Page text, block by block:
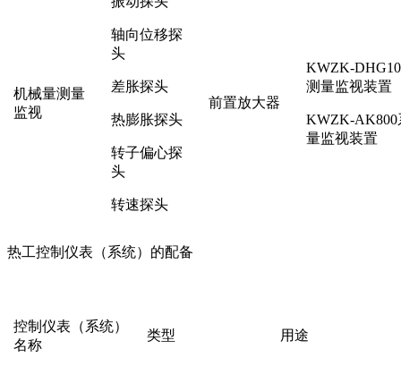
机械量测量
监视
轴向位移探
头
差胀探头
热膨胀探头
转子偏心探
头
转速探头
前置放大器
KWZK-
测量监视装置
KWZK-AK800
量监视装置
热工控制仪表（系统）的配备
控制仪表（系统）
名称
类型 用途